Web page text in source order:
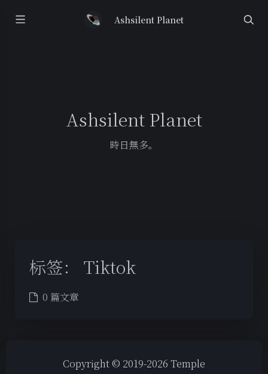
Ashsilent Planet
Ashsilent Planet
時日無多。
标签： Tiktok
0 篇文章
Copyright © 2019-2026 Temple